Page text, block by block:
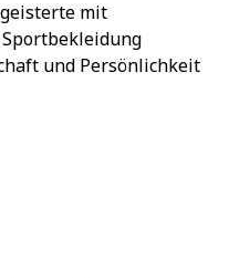
mit
und Persönlichkeit